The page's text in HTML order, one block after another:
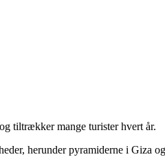
tiltrækker mange turister hvert år.
herunder pyramiderne i Giza